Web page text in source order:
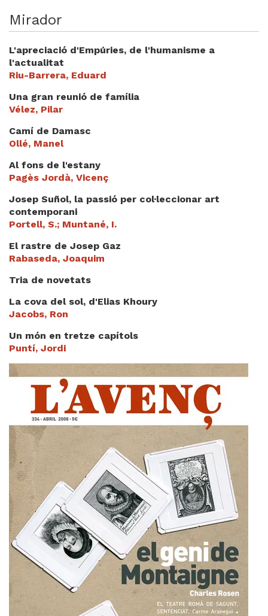
Mirador
L'apreciació d'Empúries, de l'humanisme a
l'actualitat
Riu-Barrera, Eduard
Una gran reunió de família
Vélez, Pilar
Camí de Damasc
Ollé, Manel
Al fons de l'estany
Pagès Jordà, Vicenç
Josep Suñol, la passió per col·leccionar art
contemporani
Portell, S.; Muntané, I.
El rastre de Josep Gaz
Rabaseda, Joaquim
Tria de novetats
La cova del sol, d'Elias Khoury
Jacobs, Ron
Un món en tretze capítols
Puntí, Jordi